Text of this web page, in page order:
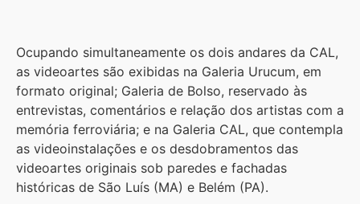
Ocupando simultaneamente os dois andares da CAL,
as videoartes são exibidas na Galeria Urucum, em
formato original; Galeria de Bolso, reservado às
entrevistas, comentários e relação dos artistas com a
memória ferroviária; e na Galeria CAL, que contempla
as videoinstalações e os desdobramentos das
videoartes originais sob paredes e fachadas
históricas de São Luís (MA) e Belém (PA).